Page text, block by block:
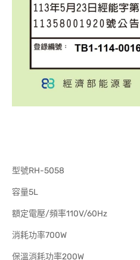
型號RH-5058
容量5L
額定電壓/頻率110V/60Hz
消耗功率700W
保溫消耗功率200W